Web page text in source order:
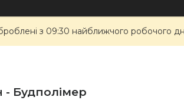
з 09:30 найближчого робочого
- Будполімер